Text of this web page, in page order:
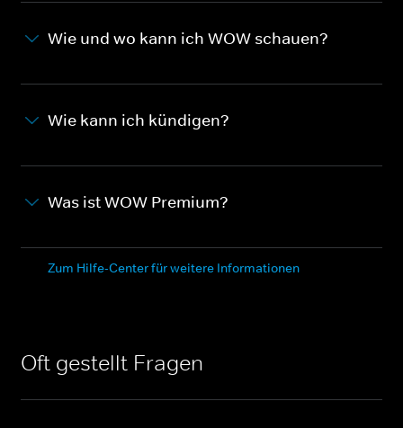
Wie und wo kann ich WOW schauen?
Wie kann ich kündigen?
Was ist WOW Premium?
Zum Hilfe-Center für weitere Informationen
Oft gestellt Fragen